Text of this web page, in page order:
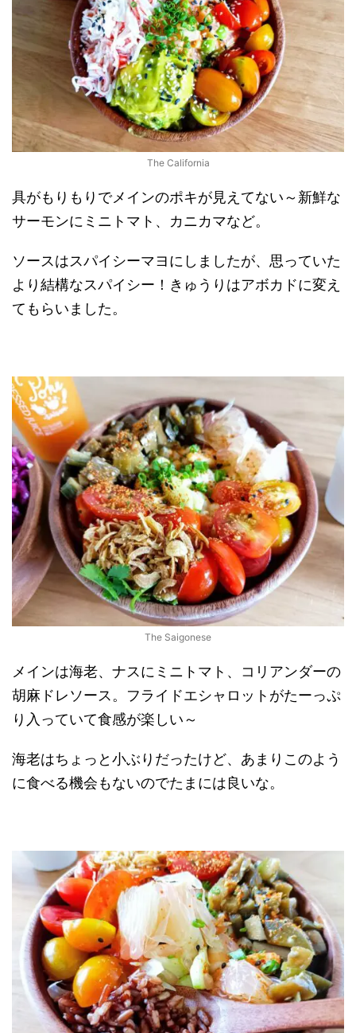
The California
具がもりもりでメインのポキが見えてない～新鮮な
サーモンにミニトマト、カニカマなど。
ソースはスパイシーマヨにしましたが、思っていた
より結構なスパイシー！きゅうりはアボカドに変え
てもらいました。
The Saigonese
メインは海老、ナスにミニトマト、コリアンダーの
胡麻ドレソース。フライドエシャロットがたーっぷ
り入っていて食感が楽しい～
海老はちょっと小ぶりだったけど、あまりこのよう
に食べる機会もないのでたまには良いな。